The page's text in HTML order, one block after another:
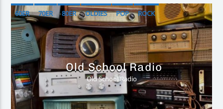
Handystream
60ER 70ER 80ER OLDIES POP ROCK
Old School Radio
Old School Radio